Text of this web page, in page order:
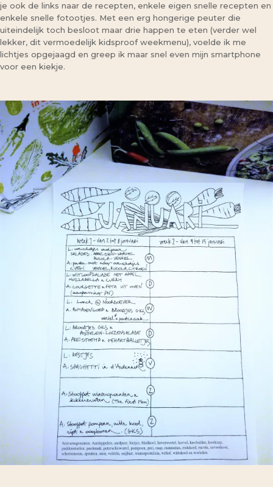
je ook de links naar de recepten, enkele eigen snelle recepten en
enkele snelle fotootjes. Met een erg hongerige peuter die
uiteindelijk toch besloot maar drie happen te eten (verder wel
lekker, dit vermoedelijk kidsproof weekmenu), voelde ik me
lichtjes opgejaagd en greep ik maar snel even mijn smartphone
voor een kiekje.